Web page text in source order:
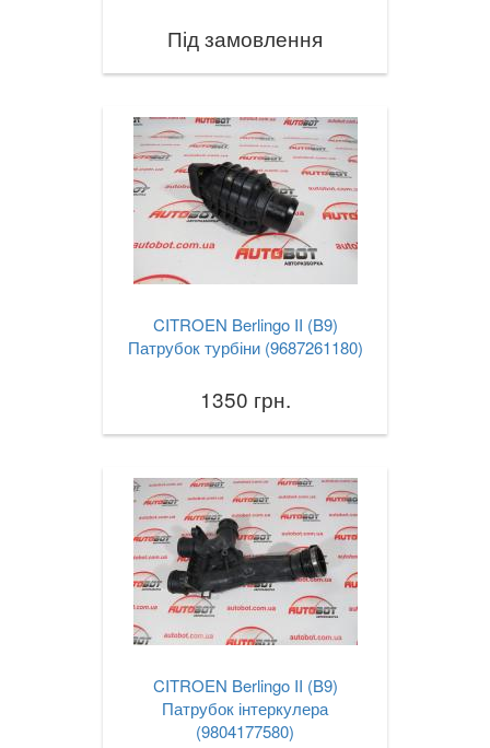
Під замовлення
CITROEN Berlingo II (B9)
Патрубок турбіни (9687261180)
1350 грн.
CITROEN Berlingo II (B9)
Патрубок інтеркулера
(9804177580)